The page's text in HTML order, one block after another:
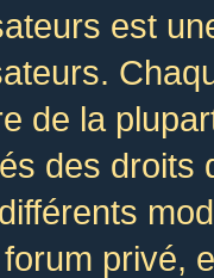
est
de la
des
privé,